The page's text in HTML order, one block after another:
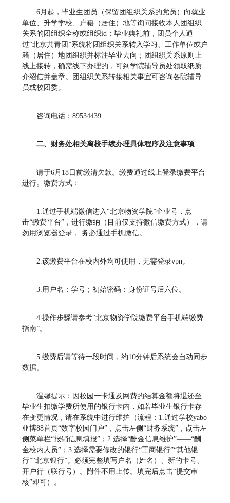
6月起，毕业生团员（保留团组织关系的党员）向就业
单位、升学学校、户籍（居住）地等询问接收本人团组织
关系的团组织全称或组织id；毕业典礼前，团员个人通
过“北京共青团”系统将团组织关系转入学习、工作单位或户
籍（居住）地团组织并标注毕业去向；团组织关系原则上
线上接转，确需线下办理的，可到学院辅导员处领取纸质
介绍信并盖章。团组织关系转接相关事宜可咨询各院辅导
员或校团委。
咨询电话：89534439
二、财务处相关离校手续办理具体程序及注意事项
请于6⽉18⽇前缴清欠款。缴费通过线上登录缴费平台
进行。缴费方式：
1.通过手机端微信进入“北京物资学院”企业号，点
击“缴费平台”，进行缴纳（目前仅支持微信缴费方式），请
勿用浏览器登录， 务必通过手机微信。
2.该缴费平台在校内外均可使用，无需登录vpn。
3.用户名：学号；初始密码：身份证号后六位。
4.操作步骤请参考“北京物资学院缴费平台手机端缴费
指南”。
5.缴费后请等待一段时间，约10分钟后系统会自动同步
数据。
温馨提示：因校园一卡通及网费的结算金额将退还至
毕业生扣缴学费所使用的银行卡内，如若毕业生银行卡存
在变更情况，请在系统中进行维护（流程：1.通过学校yabo
亚博88首页“数字校园门户”，点击左侧“财务系统”，点击左
侧菜单栏“报销信息填报”；2.选择“酬金信息维护”——“酬
金校内人员”；3.选择需要修改的银行“工商银行”“其他银
行”“北京银行”。必须完整填写户名（姓名）、新的卡号、
开户行（联行号）。附件不用上传。填完后点击“提交审
核”即可）。